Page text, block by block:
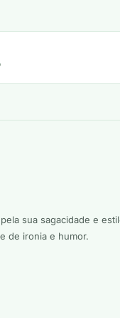
sua sagacidade e
de ironia e humor.